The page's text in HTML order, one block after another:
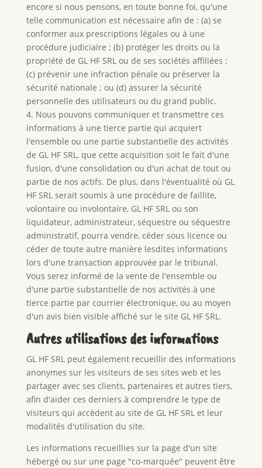
encore si nous pensons, en toute bonne foi, qu'une
telle communication est nécessaire afin de : (a) se
conformer aux prescriptions légales ou à une
procédure judiciaire ; (b) protéger les droits ou la
propriété de GL HF SRL ou de ses sociétés affiliées ;
(c) prévenir une infraction pénale ou préserver la
sécurité nationale ; ou (d) assurer la sécurité
personnelle des utilisateurs ou du grand public.
4. Nous pouvons communiquer et transmettre ces
informations à une tierce partie qui acquiert
l'ensemble ou une partie substantielle des activités
de GL HF SRL, que cette acquisition soit le fait d'une
fusion, d'une consolidation ou d'un achat de tout ou
partie de nos actifs. De plus, dans l'éventualité où GL
HF SRL serait soumis à une procédure de faillite,
volontaire ou involontaire, GL HF SRL ou son
liquidateur, administrateur, séquestre ou séquestre
administratif, pourra vendre, céder sous licence ou
céder de toute autre manière lesdites informations
lors d'une transaction approuvée par le tribunal.
Vous serez informé de la vente de l'ensemble ou
d'une partie substantielle de nos activités à une
tierce partie par courrier électronique, ou au moyen
d'un avis bien visible affiché sur le site GL HF SRL.
Autres utilisations des informations
GL HF SRL peut également recueillir des informations
anonymes sur les visiteurs de ses sites web et les
partager avec ses clients, partenaires et autres tiers,
afin d'aider ces derniers à comprendre le type de
visiteurs qui accèdent au site de GL HF SRL et leur
modalités d'utilisation du site.
Les informations recueillies sur la page d'un site
hébergé ou sur une page "co-marquée" peuvent être